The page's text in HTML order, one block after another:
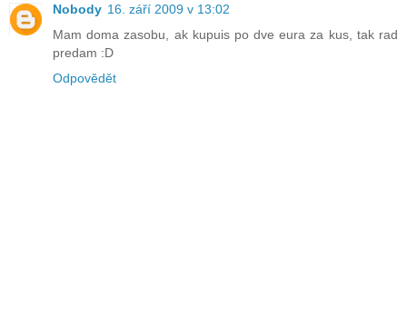
Nobody 16. září 2009 v 13:02
Mam doma zasobu, ak kupuis po dve eura za kus, tak rad
predam :D
Odpovědět